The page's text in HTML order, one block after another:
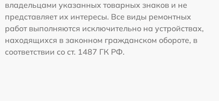
владельцами указанных товарных знаков и не
представляет их интересы. Все виды ремонтных
работ выполняются исключительно на устройствах,
находящихся в законном гражданском обороте, в
соответствии со ст. 1487 ГК РФ.